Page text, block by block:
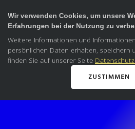
Wir verwenden Cookies, um unsere
Erfahrungen bei der Nutzung zu
Weitere Informationen und
persönlichen Daten erhalten, speichern
finden Sie auf unserer Seite
ZUSTIMMEN